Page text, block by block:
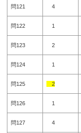
問121 4
問122 1
問123 2
問124 1
問125 2
問126 1
問127 4